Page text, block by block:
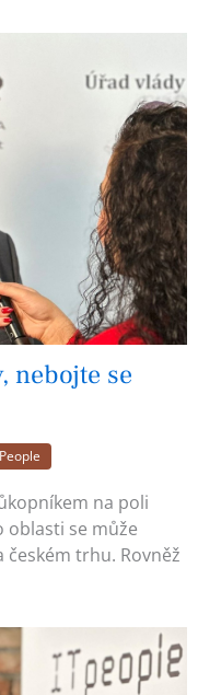
nebojte se
na poli
oblasti se může
trhu. Rovněž